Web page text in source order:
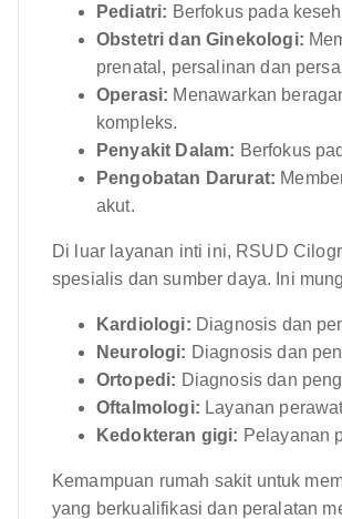
Pediatri: Berfokus pada
Obstetri dan Ginekologi:
prenatal, persalinan dan
Operasi: Menawarkan
kompleks.
Penyakit Dalam: Berfokus
Pengobatan Darurat:
akut.
Di luar layanan inti ini, RSUD
spesialis dan sumber daya. Ini
Kardiologi: Diagnosis dan
Neurologi: Diagnosis dan
Ortopedi: Diagnosis dan
Oftalmologi: Layanan
Kedokteran gigi: Pelayanan
Kemampuan rumah sakit untuk
yang berkualifikasi dan peralatan